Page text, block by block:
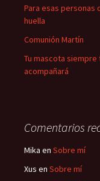
Para esas personas
huella
Comunión Martín
Tu mascota siempre
acompañará
Comentarios
Mika en Sobre mí
Xus en Sobre mí